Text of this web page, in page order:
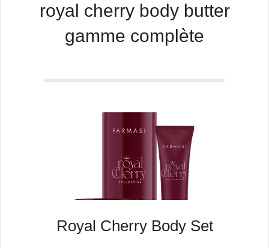
royal cherry body butter
gamme complète
Royal Cherry Body Set